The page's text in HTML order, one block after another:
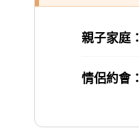
親子家庭：
情侶約會：